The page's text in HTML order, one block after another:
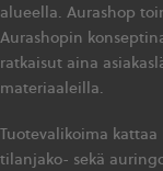
alueella. Aurashop
Aurashopin
ratkaisut aina
materiaaleilla.
Tuotevalikoima
tilanjako- sekä